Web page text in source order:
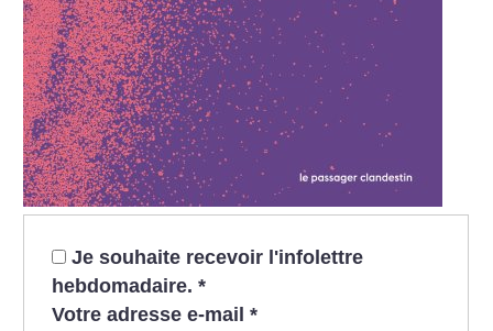
Je souhaite recevoir l'infolettre
hebdomadaire. *
Votre adresse e-mail *